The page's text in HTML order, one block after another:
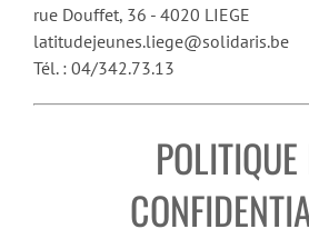
rue Douffet, 36 - 4020 LIEGE
latitudejeunes.liege@solidaris.be
Tél. : 04/342.73.13
POLITIQUE